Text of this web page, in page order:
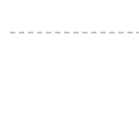
ハ-ビィLED液晶テレ